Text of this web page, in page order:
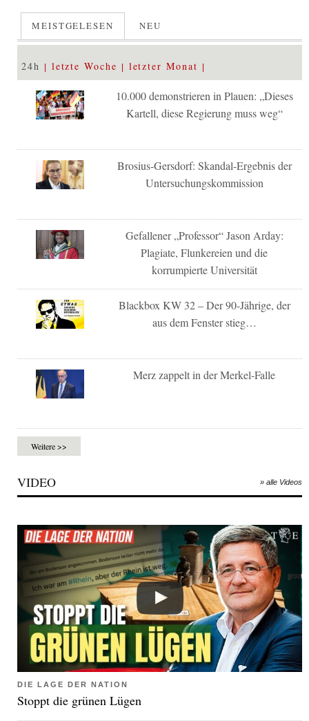
MEISTGELESEN NEU
24h letzte Woche letzter Monat
10.000 demonstrieren in Plauen: „Dieses
Kartell, diese Regierung muss weg“
Brosius-Gersdorf: Skandal-Ergebnis der
Untersuchungskommission
Gefallener „Professor“ Jason Arday:
Plagiate, Flunkereien und die
korrumpierte Universität
Blackbox KW 32 – Der 90-Jährige, der
aus dem Fenster stieg…
Merz zappelt in der Merkel-Falle
Weitere >>
VIDEO » alle Videos
DIE LAGE DER NATION
Stoppt die grünen Lügen